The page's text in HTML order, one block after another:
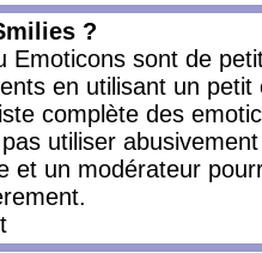
?
Emoticons sont de
en utilisant un
complète des
utiliser
et un modérateur